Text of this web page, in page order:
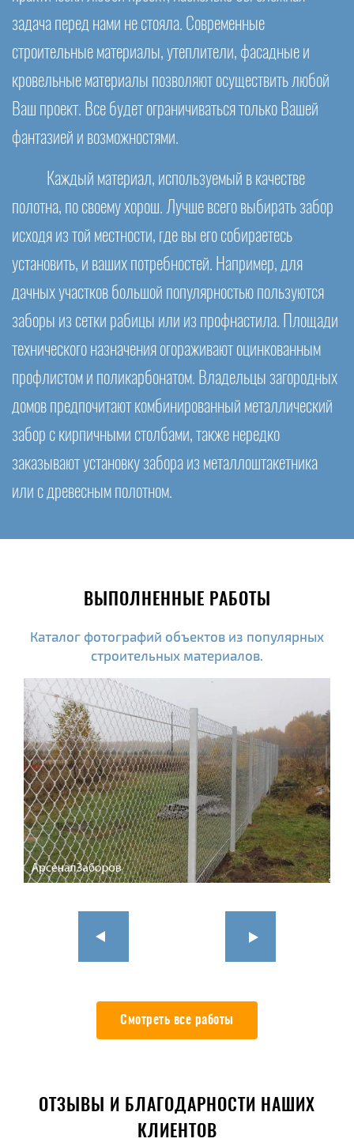
задача перед нами не стояла. Современные
строительные материалы, утеплители, фасадные и
кровельные материалы позволяют осуществить любой
Ваш проект. Все будет ограничиваться только Вашей
фантазией и возможностями.
Каждый материал, используемый в качестве
полотна, по своему хорош. Лучше всего выбирать забор
исходя из той местности, где вы его собираетесь
установить, и ваших потребностей. Например, для
дачных участков большой популярностью пользуются
заборы из сетки рабицы или из профнастила. Площади
технического назначения огораживают оцинкованным
профлистом и поликарбонатом. Владельцы загородных
домов предпочитают комбинированный металлический
забор с кирпичными столбами, также нередко
заказывают установку забора из металлоштакетника
или с древесным полотном.
ВЫПОЛНЕННЫЕ РАБОТЫ
Каталог фотографий объектов из популярных
строительных материалов.
Смотреть все работы
ОТЗЫВЫ И БЛАГОДАРНОСТИ НАШИХ
КЛИЕНТОВ